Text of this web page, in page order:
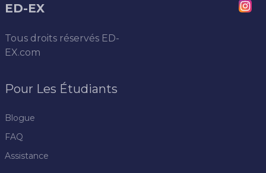
ED-EX
Tous droits réservés ED-
EX.com
Pour Les Étudiants
Blogue
FAQ
Assistance